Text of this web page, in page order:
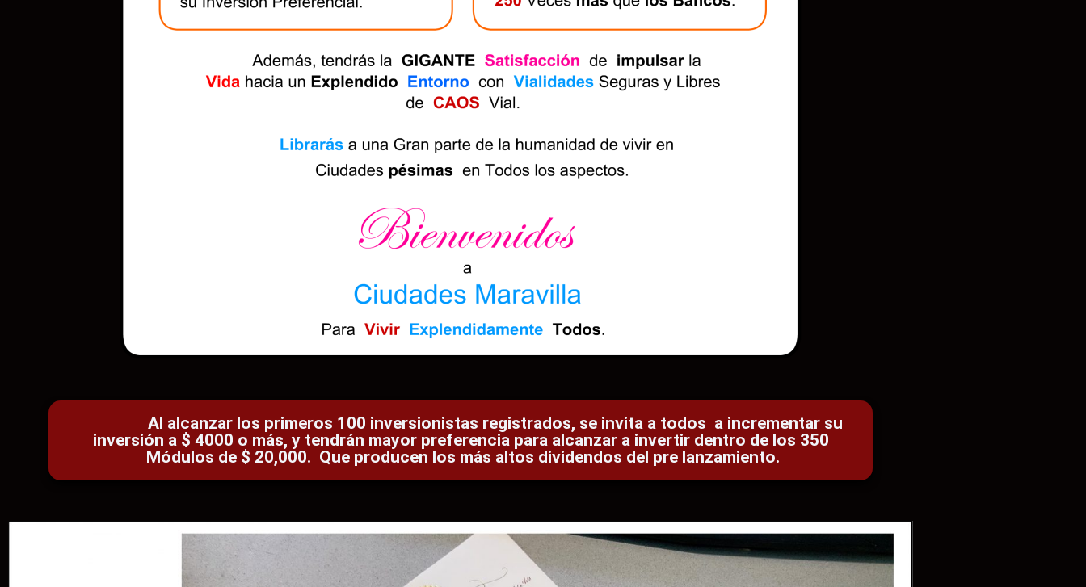
Al alcanzar los primeros 100 inversionistas registrados, se invita a todos a incrementar su
inversión a $ 4000 o más, y tendrán mayor preferencia para alcanzar a invertir dentro de los 350
Módulos de $ 20,000. Que producen los más altos dividendos del pre lanzamiento.